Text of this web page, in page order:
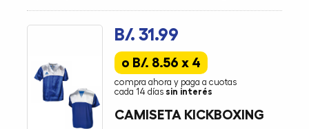
B/. 31.99
o B/. 8.56 x 4
compra ahora y paga a cuotas
cada 14 días sin interés
CAMISETA KICKBOXING